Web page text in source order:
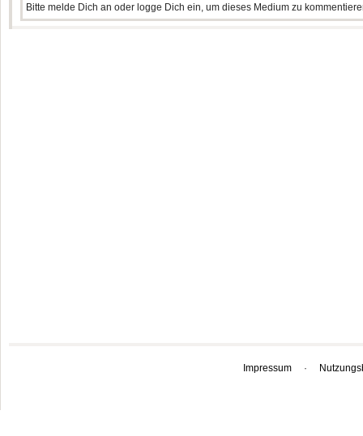
Bitte melde Dich an oder logge Dich ein, um dieses Medium zu
Impressum ·